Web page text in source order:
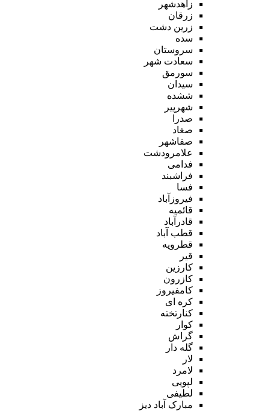
زاهدشهر
زرقان
زرین دشت
سده
سروستان
سعادت شهر
سورمق
سیدان
ششده
شهرپیر
صدرا
صغاد
صفاشهر
علامرودشت
فدامی
فراشبند
فسا
فیروزآباد
قائمیه
قادرآباد
قطب آباد
قطرویه
قیر
کارزین
کازرون
کامفیروز
کره ای
کنارتخته
کوار
گراش
گله دار
لار
لامرد
لپویی
لطیفی
مبارک آباد دیز